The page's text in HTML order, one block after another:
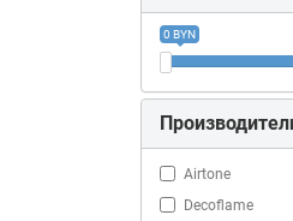
0 BYN
Airtone
Decoflame